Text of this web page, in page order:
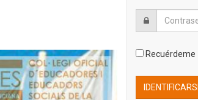
Recuérdeme